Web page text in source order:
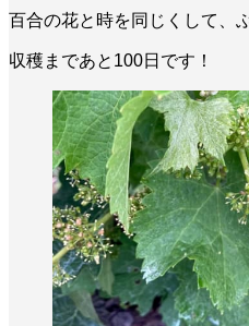
百合の花と時を同じくして、
収穫まであと100日です！